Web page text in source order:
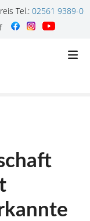
Tel.: 02561 9389-0